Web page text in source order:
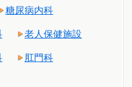
糖尿病内科
老人保健施設
肛門科